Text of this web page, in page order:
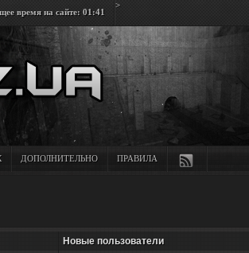
>
время на сайте: 01:41
ДОПОЛНИТЕЛЬНО ПРАВИЛА
Новые пользователи